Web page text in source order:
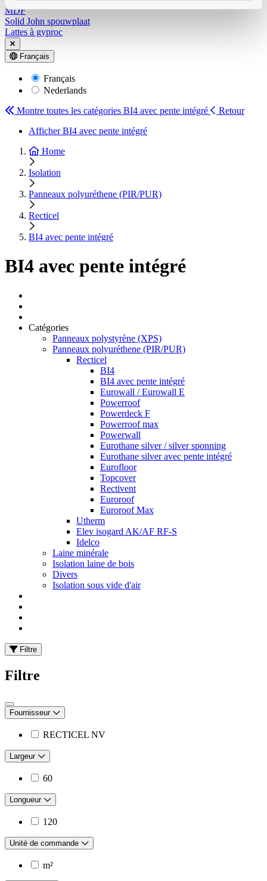
MDF
Solid John spouwplaat
Lattes à gyproc
Français
Français
Nederlands
Montre toutes les catégories BI4 avec pente intégré
Retour
Afficher BI4 avec pente intégré
Home
Isolation
Panneaux polyuréthene (PIR/PUR)
Recticel
BI4 avec pente intégré
BI4 avec pente intégré
Catégories
Panneaux polystyrène (XPS)
Panneaux polyuréthene (PIR/PUR)
Recticel
BI4
BI4 avec pente intégré
Eurowall / Eurowall E
Powerroof
Powerdeck F
Powerroof max
Powerwall
Eurothane silver / silver sponning
Eurothane silver avec pente intégré
Eurofloor
Topcover
Rectivent
Euroroof
Euroroof Max
Utherm
Elev isogard AK/AF RF-S
Idelco
Laine minérale
Isolation laine de bois
Divers
Isolation sous vide d'air
Filtre
Filtre
Fournisseur
RECTICEL NV
Largeur
60
Longueur
120
Unité de commande
m²